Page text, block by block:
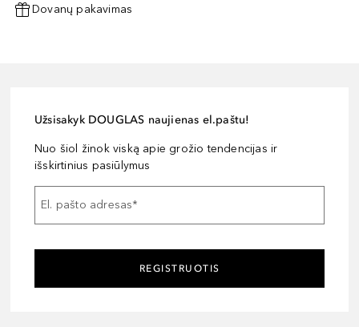
Dovanų pakavimas
Užsisakyk DOUGLAS naujienas el.paštu!
Nuo šiol žinok viską apie grožio tendencijas ir
išskirtinius pasiūlymus
El. pašto adresas*
REGISTRUOTIS